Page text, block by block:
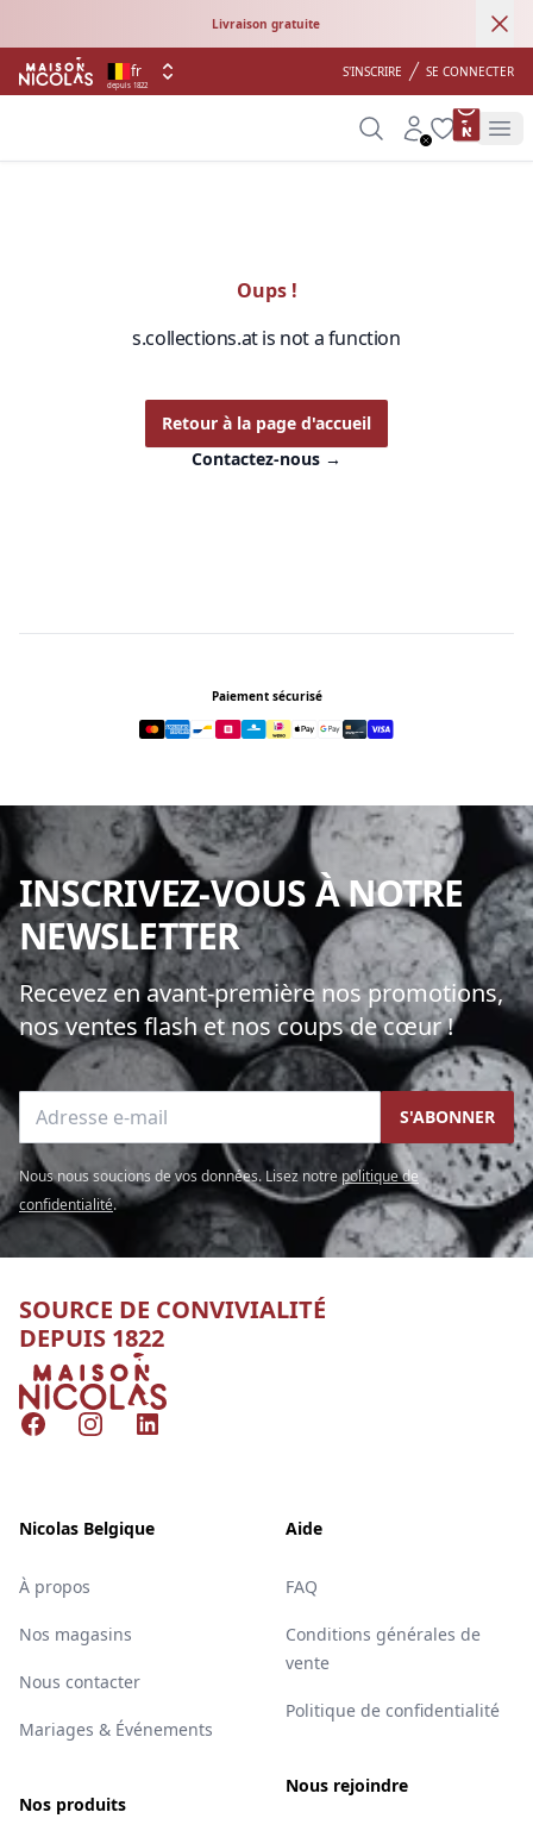
Livraison gratuite
depuis 1822
fr S'INSCRIRE SE CONNECTER
SearchAccount
Wishlist
Oups !
s.collections.at is not a function
Retour à la page d'accueil
Contactez-nous →
Paiement sécurisé
INSCRIVEZ-VOUS À NOTRE
NEWSLETTER
Recevez en avant-première nos promotions,
nos ventes flash et nos coups de cœur !
Adresse e-mail S'ABONNER
Nous nous soucions de vos données. Lisez notre politique de
confidentialité.
SOURCE DE CONVIVIALITÉ
DEPUIS 1822
Nicolas
FacebookInstagramLinkedIn
Nicolas Belgique
À propos
Nos magasins
Nous contacter
Mariages & Événements
Nos produits
Aide
FAQ
Conditions générales de
vente
Politique de confidentialité
Nous rejoindre